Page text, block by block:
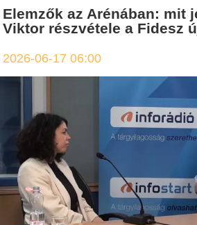
Elemzők az Arénában: mit
Viktor részvétele a Fidesz
2026-06-17 06:00